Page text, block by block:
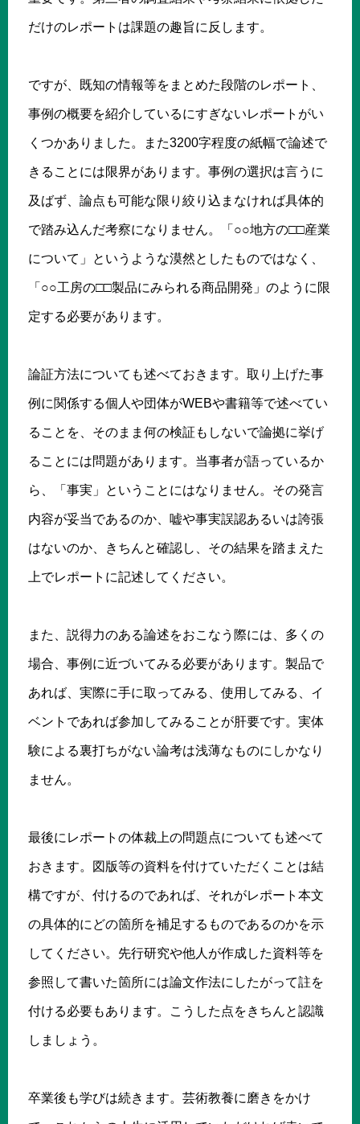
だけのレポートは課題の趣旨に反します。
ですが、既知の情報等をまとめた段階のレポート、
事例の概要を紹介しているにすぎないレポートがい
くつかありました。また3200字程度の紙幅で論述で
きることには限界があります。事例の選択は言うに
及ばず、論点も可能な限り絞り込まなければ具体的
で踏み込んだ考察になりません。「○○地方の□□産業
について」というような漠然としたものではなく、
「○○工房の□□製品にみられる商品開発」のように限
定する必要があります。
論証方法についても述べておきます。取り上げた事
例に関係する個人や団体がWEBや書籍等で述べてい
ることを、そのまま何の検証もしないで論拠に挙げ
ることには問題があります。当事者が語っているか
ら、「事実」ということにはなりません。その発言
内容が妥当であるのか、嘘や事実誤認あるいは誇張
はないのか、きちんと確認し、その結果を踏まえた
上でレポートに記述してください。
また、説得力のある論述をおこなう際には、多くの
場合、事例に近づいてみる必要があります。製品で
あれば、実際に手に取ってみる、使用してみる、イ
ベントであれば参加してみることが肝要です。実体
験による裏打ちがない論考は浅薄なものにしかなり
ません。
最後にレポートの体裁上の問題点についても述べて
おきます。図版等の資料を付けていただくことは結
構ですが、付けるのであれば、それがレポート本文
の具体的にどの箇所を補足するものであるのかを示
してください。先行研究や他人が作成した資料等を
参照して書いた箇所には論文作法にしたがって註を
付ける必要もあります。こうした点をきちんと認識
しましょう。
卒業後も学びは続きます。芸術教養に磨きをかけ